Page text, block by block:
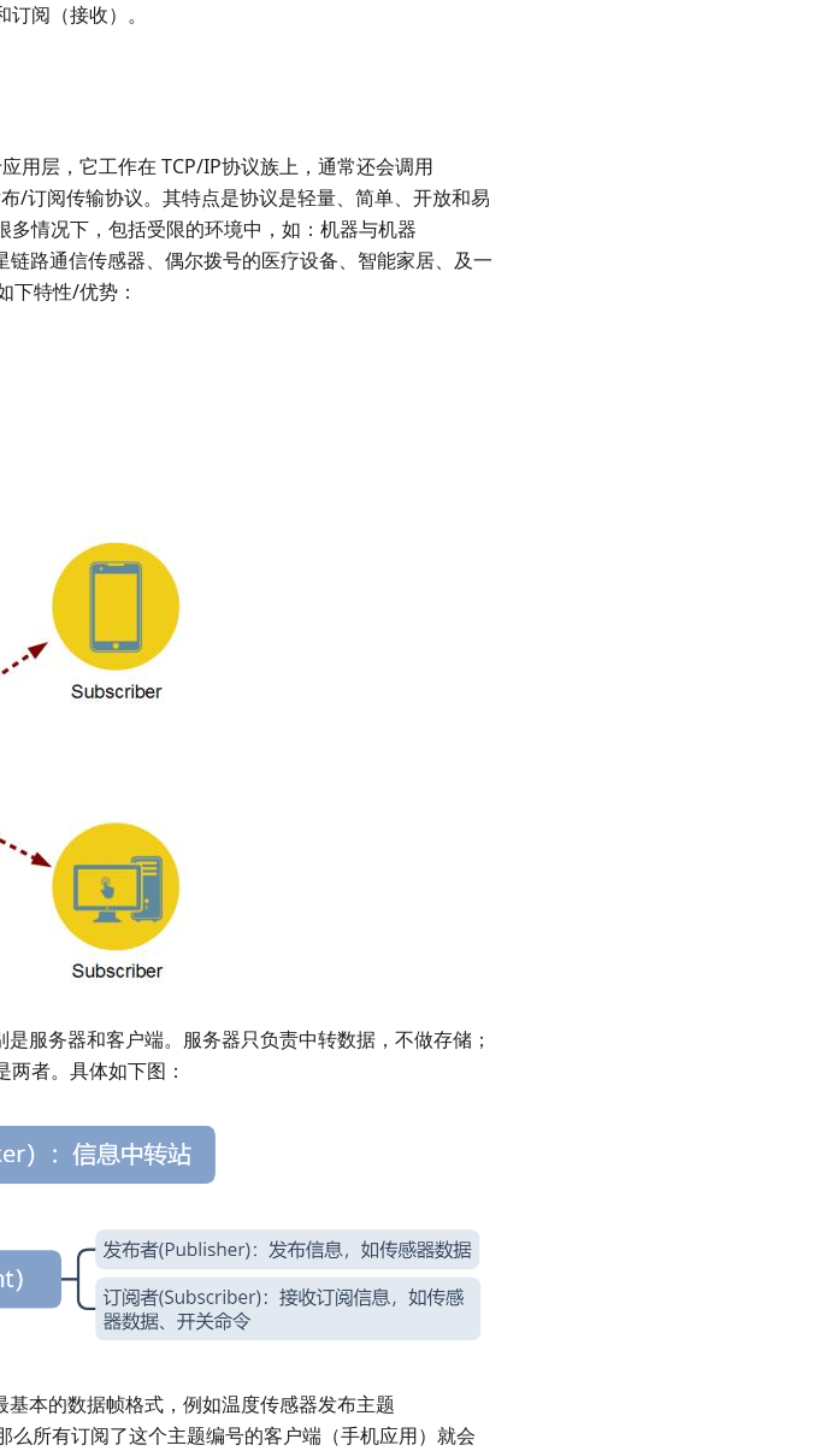
阅（接收）。
用层，它工作在 TCP/IP协议族上，通常还会调用
/订阅传输协议。其特点是协议是轻量、简单、开放和易
情况下，包括受限的环境中，如：机器与机器
路通信传感器、偶尔拨号的医疗设备、智能家居、及一
下特性/优势：
服务器和客户端。服务器只负责中转数据，不做存储；
者。具体如下图：
本的数据帧格式，例如温度传感器发布主题
么所有订阅了这个主题编号的客户端（手机应用）就会